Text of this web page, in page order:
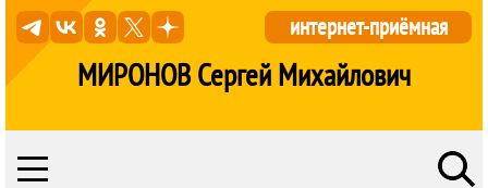
МИРОНОВ Сергей Михайлович
интернет-приёмная